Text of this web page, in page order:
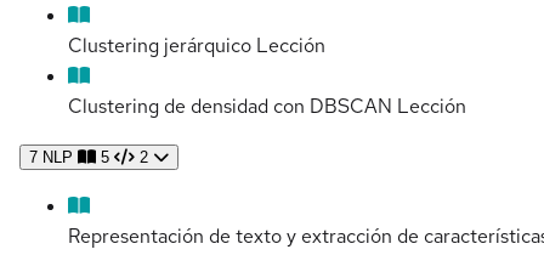
Clustering jerárquico Lección
Clustering de densidad con DBSCAN Lección
7 NLP 5 2
Representación de texto y extracción de